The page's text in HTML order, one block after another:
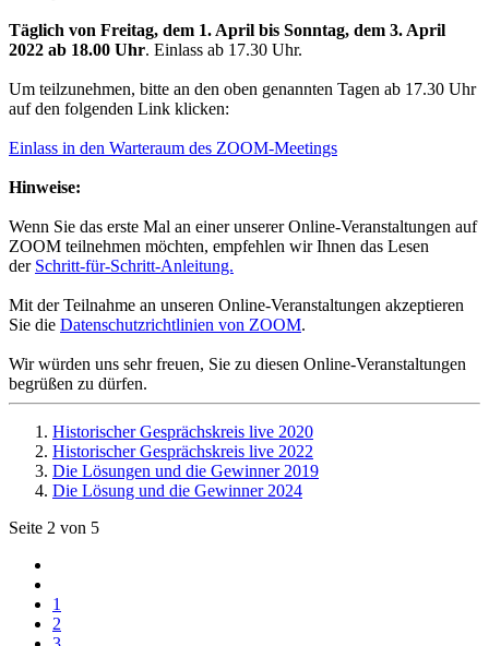
Täglich von Freitag, dem 1. April bis Sonntag, dem 3. April
2022 ab 18.00 Uhr. Einlass ab 17.30 Uhr.
Um teilzunehmen, bitte an den oben genannten Tagen ab 17.30 Uhr
auf den folgenden Link klicken:
Einlass in den Warteraum des ZOOM-Meetings
Hinweise:
Wenn Sie das erste Mal an einer unserer Online-Veranstaltungen auf
ZOOM teilnehmen möchten, empfehlen wir Ihnen das Lesen
der Schritt-für-Schritt-Anleitung.
Mit der Teilnahme an unseren Online-Veranstaltungen akzeptieren
Sie die Datenschutzrichtlinien von ZOOM.
Wir würden uns sehr freuen, Sie zu diesen Online-Veranstaltungen
begrüßen zu dürfen.
Historischer Gesprächskreis live 2020
Historischer Gesprächskreis live 2022
Die Lösungen und die Gewinner 2019
Die Lösung und die Gewinner 2024
Seite 2 von 5
1
2